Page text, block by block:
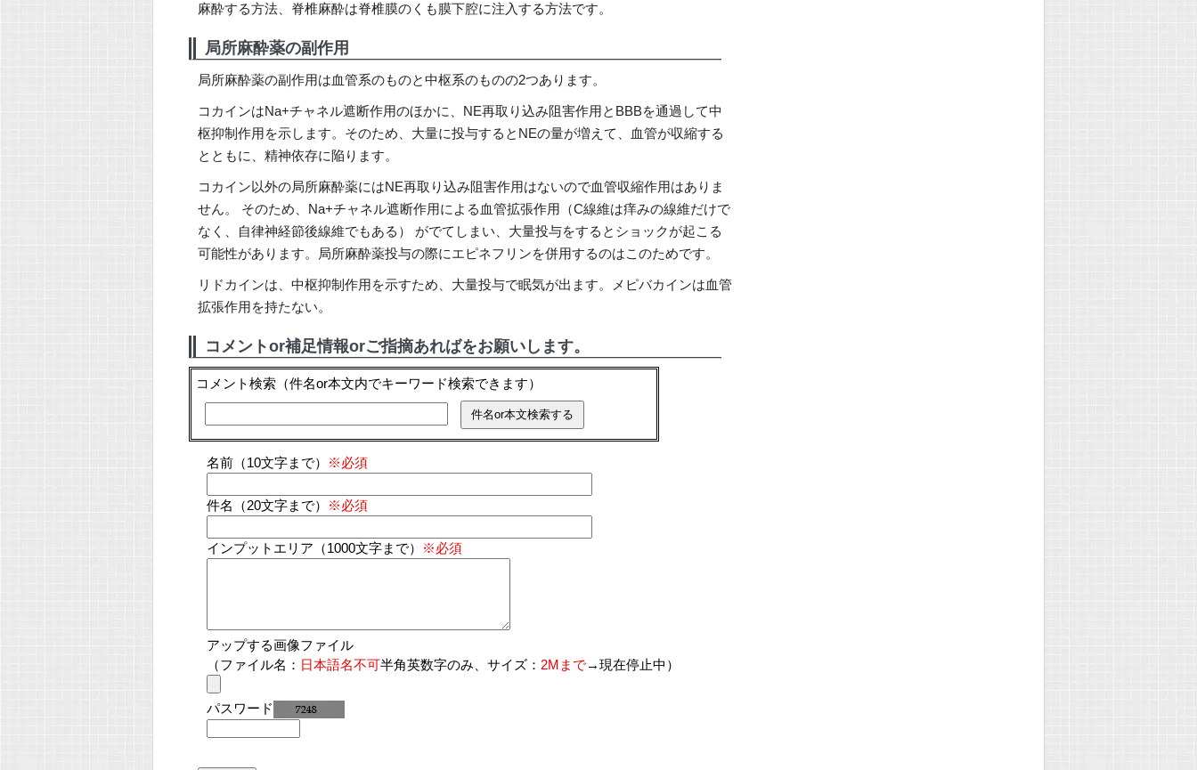
麻酔する方法、脊椎麻酔は脊椎膜のくも膜下腔に注入する方法です。
局所麻酔薬の副作用
局所麻酔薬の副作用は血管系のものと中枢系のものの2つあります。
コカインはNa+チャネル遮断作用のほかに、NE再取り込み阻害作用とBBBを通過して中
枢抑制作用を示します。そのため、大量に投与するとNEの量が増えて、血管が収縮する
とともに、精神依存に陥ります。
コカイン以外の局所麻酔薬にはNE再取り込み阻害作用はないので血管収縮作用はありま
せん。 そのため、Na+チャネル遮断作用による血管拡張作用（C線維は痒みの線維だけで
なく、自律神経節後線維でもある） がでてしまい、大量投与をするとショックが起こる
可能性があります。局所麻酔薬投与の際にエピネフリンを併用するのはこのためです。
リドカインは、中枢抑制作用を示すため、大量投与で眠気が出ます。メピバカインは血管
拡張作用を持たない。
コメントor補足情報orご指摘あればをお願いします。
コメント検索 （件名or本文内でキーワード検索できます）
名前（10文字まで） ※必須
件名（20文字まで） ※必須
インプットエリア（1000文字まで） ※必須
アップする画像ファイル
（ファイル名： 日本語名不可半角英数字のみ、サイズ： 2Mまで→現在停止中）
パスワード